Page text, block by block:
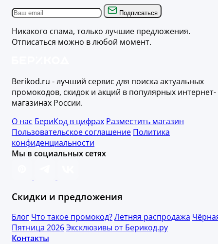
Подписаться
Никакого спама, только лучшие предложения.
Отписаться можно в любой момент.
Berikod.ru - лучший сервис для поиска актуальных
промокодов, скидок и акций в популярных интернет-
магазинах России.
О нас БериКод в цифрах Разместить магазин
Пользовательское соглашение Политика
конфиденциальности
Мы в социальных сетях
Скидки и предложения
Блог Что такое промокод?Летняя распродажа
Пятница 2026Эксклюзивы от Берикод.ру
Контакты